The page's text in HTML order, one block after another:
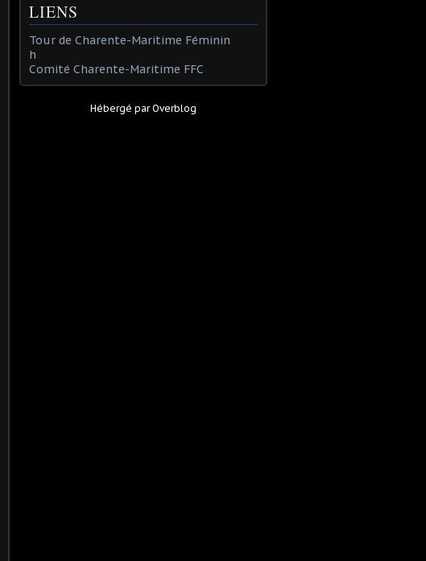
LIENS
Tour de Charente-Maritime Féminin
h
Comité Charente-Maritime FFC
Hébergé parOverblog